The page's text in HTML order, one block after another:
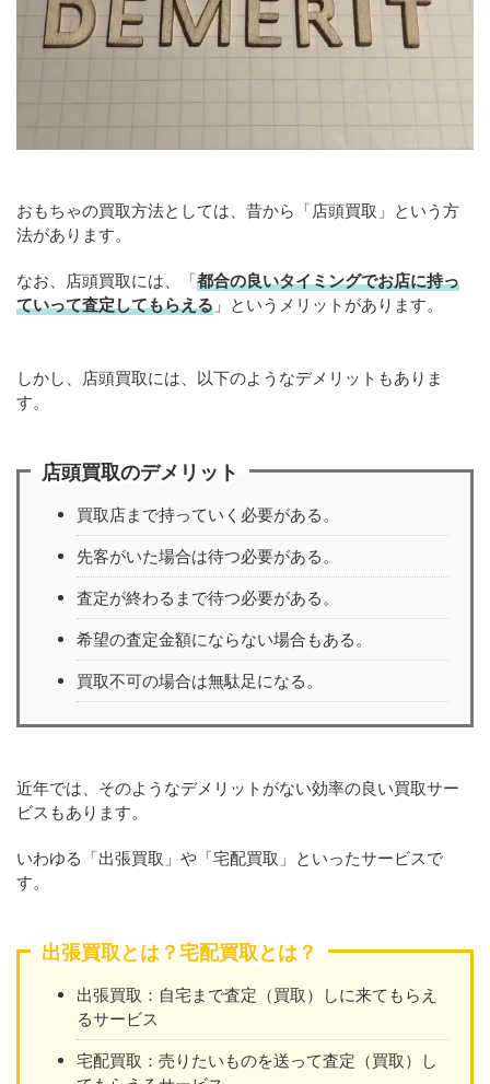
おもちゃの買取方法としては、昔から「店頭買取」という方
法があります。
なお、店頭買取には、「都合の良いタイミングでお店に持っ
ていって査定してもらえる 」というメリットがあります。
しかし、店頭買取には、以下のようなデメリットもありま
す。
店頭買取のデメリット
買取店まで持っていく必要がある。
先客がいた場合は待つ必要がある。
査定が終わるまで待つ必要がある。
希望の査定金額にならない場合もある。
買取不可の場合は無駄足になる。
近年では、そのようなデメリットがない効率の良い買取サー
ビスもあります。
いわゆる「出張買取」や「宅配買取」といったサービスで
す。
出張買取とは？宅配買取とは？
出張買取：自宅まで査定（買取）しに来てもらえ
るサービス
宅配買取：売りたいものを送って査定（買取）し